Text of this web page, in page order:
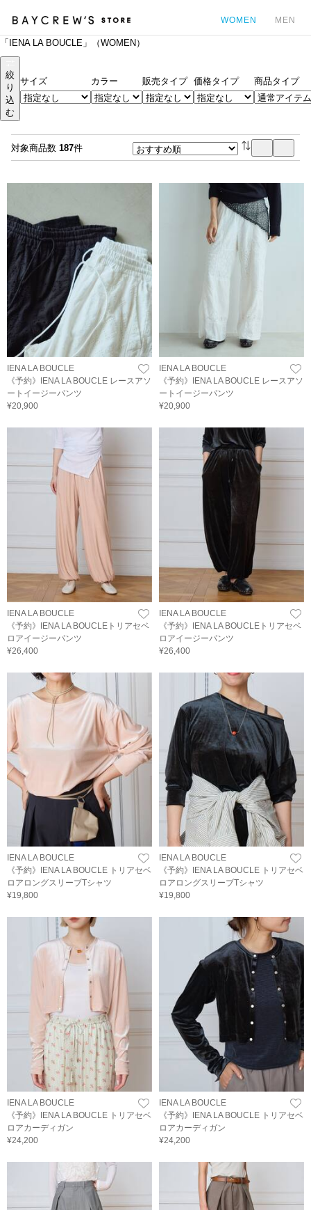
WOMEN MEN
「IENA LA BOUCLE」（WOMEN）
絞
り
込
む
サイズ カラー 販売タイプ 価格タイプ 商品タイプ
対象商品数 187件
IENA LA BOUCLE
《予約》IENA LA BOUCLE レースアソ
ートイージーパンツ
¥20,900
IENA LA BOUCLE
《予約》IENA LA BOUCLE レースアソ
ートイージーパンツ
¥20,900
IENA LA BOUCLE
《予約》IENA LA BOUCLEトリアセベ
ロアイージーパンツ
¥26,400
IENA LA BOUCLE
《予約》IENA LA BOUCLEトリアセベ
ロアイージーパンツ
¥26,400
IENA LA BOUCLE
《予約》IENA LA BOUCLE トリアセベ
ロアロングスリーブTシャツ
¥19,800
IENA LA BOUCLE
《予約》IENA LA BOUCLE トリアセベ
ロアロングスリーブTシャツ
¥19,800
IENA LA BOUCLE
《予約》IENA LA BOUCLE トリアセベ
ロアカーディガン
¥24,200
IENA LA BOUCLE
《予約》IENA LA BOUCLE トリアセベ
ロアカーディガン
¥24,200